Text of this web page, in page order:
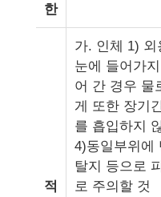
한
적
가. 인체 1)
눈에 들어가
어 간 경우 물
게 또한 장기
를 흡입하지
4)동일부위에
탈지 등으로
로 주의할 것